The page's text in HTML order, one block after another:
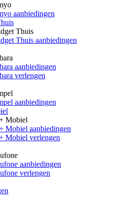
aanbiedingen
Thuis
Thuis aanbiedingen
aanbiedingen
verlengen
aanbiedingen
Mobiel
Mobiel aanbiedingen
Mobiel verlengen
aanbiedingen
verlengen